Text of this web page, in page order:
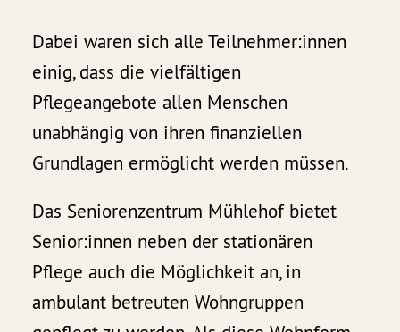
Dabei waren sich alle Teilnehmer:innen
einig, dass die vielfältigen
Pflegeangebote allen Menschen
unabhängig von ihren finanziellen
Grundlagen ermöglicht werden müssen.
Das Seniorenzentrum Mühlehof bietet
Senior:innen neben der stationären
Pflege auch die Möglichkeit an, in
ambulant betreuten Wohngruppen